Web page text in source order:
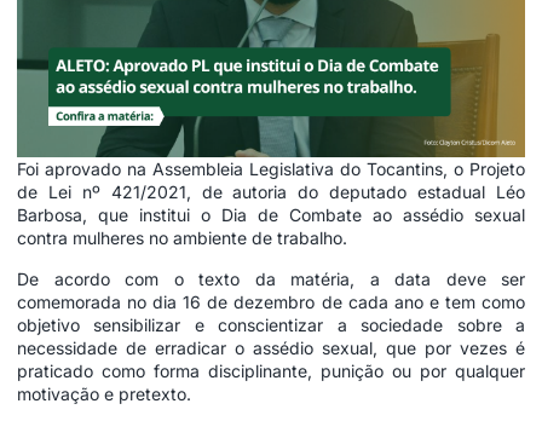
Foi aprovado na Assembleia Legislativa do Tocantins, o Projeto
de Lei nº 421/2021, de autoria do deputado estadual Léo
Barbosa, que institui o Dia de Combate ao assédio sexual
contra mulheres no ambiente de trabalho.
De acordo com o texto da matéria, a data deve ser
comemorada no dia 16 de dezembro de cada ano e tem como
objetivo sensibilizar e conscientizar a sociedade sobre a
necessidade de erradicar o assédio sexual, que por vezes é
praticado como forma disciplinante, punição ou por qualquer
motivação e pretexto.